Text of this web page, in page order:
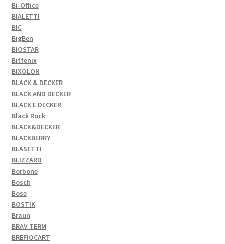
Bi-Office
BIALETTI
BIC
BigBen
BIOSTAR
Bitfenix
BIXOLON
BLACK & DECKER
BLACK AND DECKER
BLACK E DECKER
Black Rock
BLACK&DECKER
BLACKBERRY
BLASETTI
BLIZZARD
Borbone
Bosch
Bose
BOSTIK
Braun
BRAV TERM
BREFIOCART